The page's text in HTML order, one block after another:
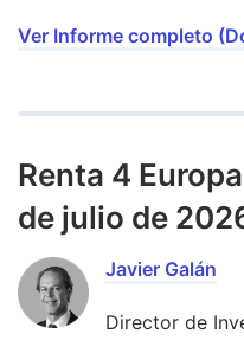
Ver Informe completo
Renta 4
de julio de
Javier Galán
Director de